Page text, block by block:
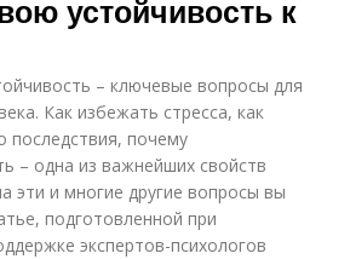
устойчивость к
– ключевые вопросы для
Как избежать стресса, как
последствия, почему
– одна из важнейших свойств
эти и многие другие вопросы вы
подготовленной при
экспертов-психологов